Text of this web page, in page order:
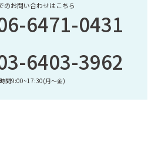
のお問い合わせはこちら
6471-0431
6403-3962
間9:00~17:30(月〜金)